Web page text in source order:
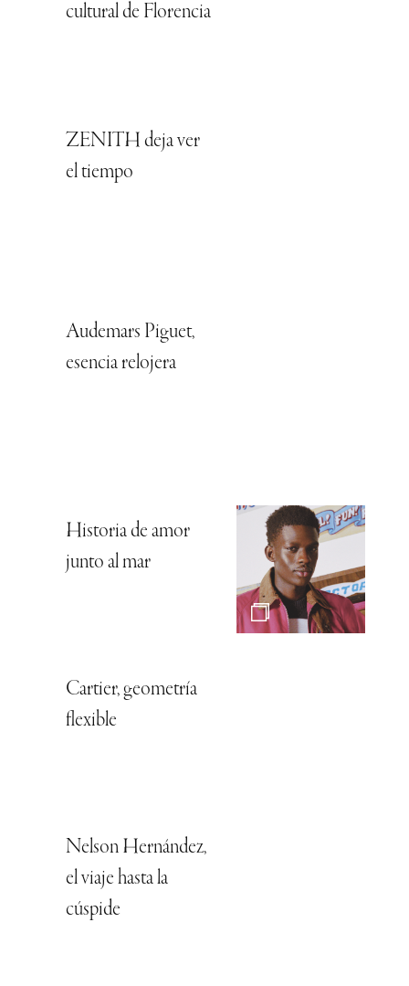
cultural de Florencia
ZENITH deja ver
el tiempo
Audemars Piguet,
esencia relojera
Historia de amor
junto al mar
Cartier, geometría
flexible
Nelson Hernández,
el viaje hasta la
cúspide